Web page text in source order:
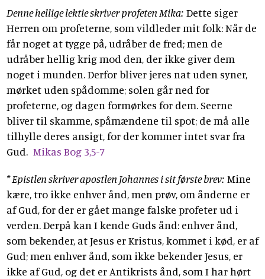
Denne hellige lektie skriver profeten Mika: Dette siger
Herren om profeterne, som vildleder mit folk: Når de
får noget at tygge på, udråber de fred; men de
udråber hellig krig mod den, der ikke giver dem
noget i munden. Derfor bliver jeres nat uden syner,
mørket uden spådomme; solen går ned for
profeterne, og dagen formørkes for dem. Seerne
bliver til skamme, spåmændene til spot; de må alle
tilhylle deres ansigt, for der kommer intet svar fra
Gud. Mikas Bog 3,5-7
* Epistlen skriver apostlen Johannes i sit første brev: Mine
kære, tro ikke enhver ånd, men prøv, om ånderne er
af Gud, for der er gået mange falske profeter ud i
verden. Derpå kan I kende Guds ånd: enhver ånd,
som bekender, at Jesus er Kristus, kommet i kød, er af
Gud; men enhver ånd, som ikke bekender Jesus, er
ikke af Gud, og det er Antikrists ånd, som I har hørt